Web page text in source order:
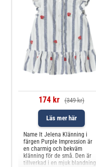
174 kr (349 kr)
Läs mer här
Name It Jelena Klänning i
färgen Purple Impression är
en charmig och bekväm
klänning för de små. Den är
tillverkad i en mjuk blandning